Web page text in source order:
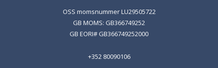
OSS momsnummer LU29505722
GB MOMS: GB366749252
GB EORI# GB366749252000
+352 80090106